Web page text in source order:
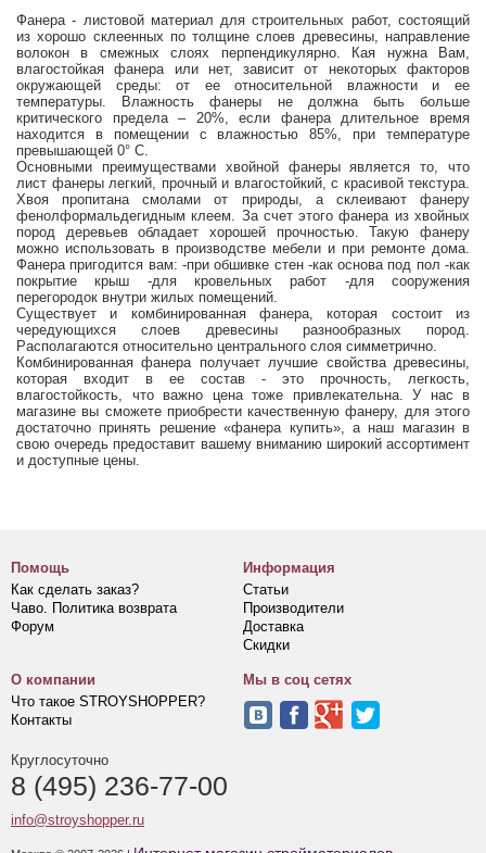
Фанера - листовой материал для строительных работ, состоящий
из хорошо склеенных по толщине слоев древесины, направление
волокон в смежных слоях перпендикулярно. Кая нужна Вам,
влагостойкая фанера или нет, зависит от некоторых факторов
окружающей среды: от ее относительной влажности и ее
температуры. Влажность фанеры не должна быть больше
критического предела – 20%, если фанера длительное время
находится в помещении с влажностью 85%, при температуре
превышающей 0° C.
Основными преимуществами хвойной фанеры является то, что
лист фанеры легкий, прочный и влагостойкий, с красивой текстура.
Хвоя пропитана смолами от природы, а склеивают фанеру
фенолформальдегидным клеем. За счет этого фанера из хвойных
пород деревьев обладает хорошей прочностью. Такую фанеру
можно использовать в производстве мебели и при ремонте дома.
Фанера пригодится вам: -при обшивке стен -как основа под пол-как
покрытие крыш -для кровельных работ -для сооружения
перегородок внутри жилых помещений.
Существует и комбинированная фанера, которая состоит из
чередующихся слоев древесины разнообразных пород.
Располагаются относительно центрального слоя симметрично.
Комбинированная фанера получает лучшие свойства древесины,
которая входит в ее состав - это прочность, легкость,
влагостойкость, что важно цена тоже привлекательна. У нас в
магазине вы сможете приобрести качественную фанеру, для этого
достаточно принять решение «фанера купить», а наш магазин в
свою очередь предоставит вашему вниманию широкий ассортимент
и доступные цены.
Помощь
Как сделать заказ?
Чаво. Политика возврата
Форум
Информация
Статьи
Производители
Доставка
Скидки
О компании
Что такое STROYSHOPPER?
Контакты
Мы в соц сетях
Круглосуточно
8 (495) 236-77-00
info@stroyshopper.ru